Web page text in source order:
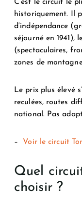
C’est le circuit le
historiquement. Il
d’indépendance
séjourné en 1941),
(spectaculaires,
zones de
Le prix plus élevé
reculées, routes
national. Pas
– Voir le circuit
Quel
choisir ?